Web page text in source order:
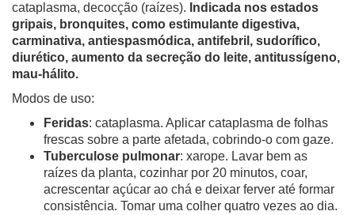
cataplasma, decocção (raízes). Indicada nos estados
gripais, bronquites, como estimulante digestiva,
carminativa, antiespasmódica, antifebril, sudorífico,
diurético, aumento da secreção do leite, antitussígeno,
mau-hálito.
Modos de uso:
Feridas: cataplasma. Aplicar cataplasma de folhas
frescas sobre a parte afetada, cobrindo-o com gaze.
Tuberculose pulmonar: xarope. Lavar bem as
raízes da planta, cozinhar por 20 minutos, coar,
acrescentar açúcar ao chá e deixar ferver até formar
consistência. Tomar uma colher quatro vezes ao dia.